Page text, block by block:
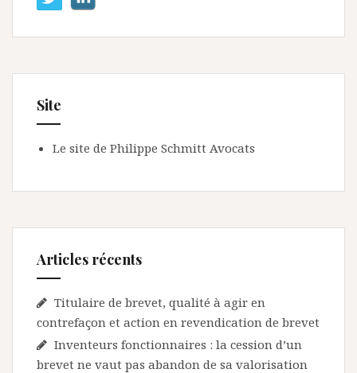
Site
Le site de Philippe Schmitt Avocats
Articles récents
Titulaire de brevet, qualité à agir en
contrefaçon et action en revendication de brevet
Inventeurs fonctionnaires : la cession d’un
brevet ne vaut pas abandon de sa valorisation